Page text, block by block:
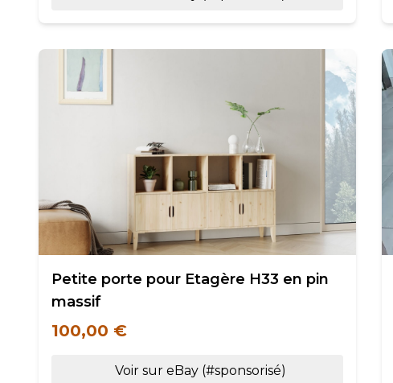
Petite porte pour Etagère H33 en pin
massif
100,00 €
Voir sur eBay (#sponsorisé)